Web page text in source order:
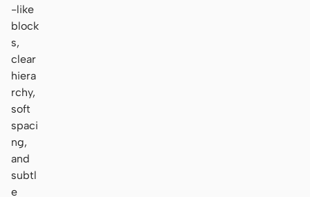
-like
block
s,
clear
hiera
rchy,
soft
spaci
ng,
and
subtl
e